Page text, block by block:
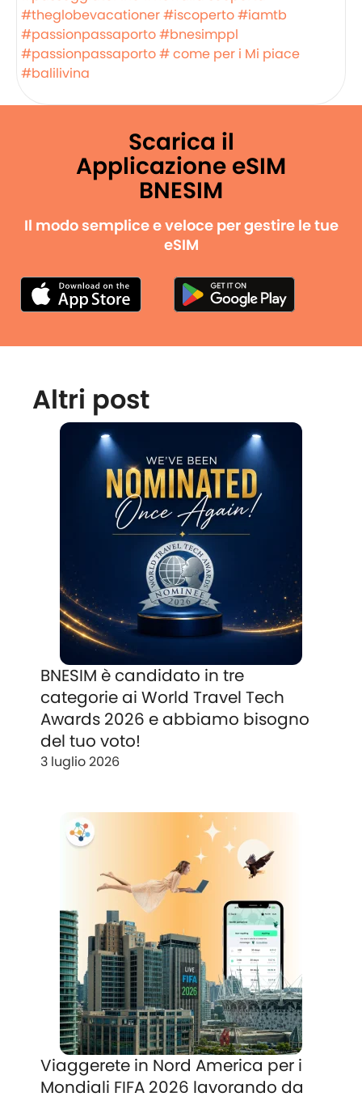
#theglobevacationer#iscoperto#iamtb
#passionpassaporto#bnesimppl
#passionpassaporto# come per i Mi piace
#balilivina
Scarica il
Applicazione eSIM
BNESIM
Il modo semplice e veloce per gestire le tue
eSIM
Altri post
BNESIM è candidato in tre
categorie ai World Travel Tech
Awards 2026 e abbiamo bisogno
del tuo voto!
3 luglio 2026
Viaggerete in Nord America per i
Mondiali FIFA 2026 lavorando da